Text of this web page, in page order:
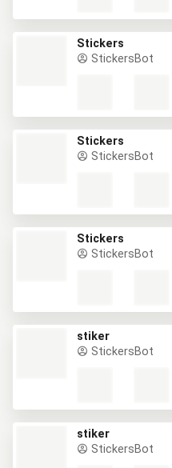
Stickers
StickersBot
Stickers
StickersBot
Stickers
StickersBot
stiker
StickersBot
stiker
StickersBot